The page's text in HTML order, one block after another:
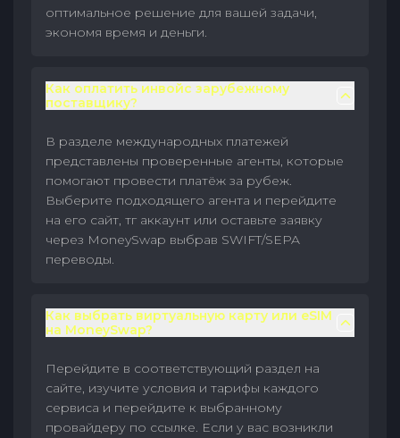
оптимальное решение для вашей задачи,
экономя время и деньги.
Как оплатить инвойс зарубежному
поставщику?
В разделе международных платежей
представлены проверенные агенты, которые
помогают провести платёж за рубеж.
Выберите подходящего агента и перейдите
на его сайт, тг аккаунт или оставьте заявку
через MoneySwap выбрав SWIFT/SEPA
переводы.
Как выбрать виртуальную карту или eSIM
на MoneySwap?
Перейдите в соответствующий раздел на
сайте, изучите условия и тарифы каждого
сервиса и перейдите к выбранному
провайдеру по ссылке. Если у вас возникли